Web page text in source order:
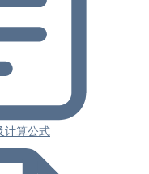
计算公式